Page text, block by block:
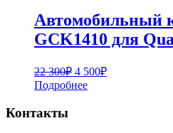
Автомобильный
GCK1410 для
22 300₽ 4 500₽
Подробнее
Контакты